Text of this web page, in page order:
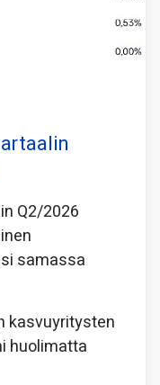
Q2/2026
samassa
kasvuyritysten
huolimatta